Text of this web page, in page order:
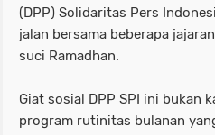
(DPP) Solidaritas Pers
jalan bersama beberapa
suci Ramadhan.
Giat sosial DPP SPI ini bukan
program rutinitas bulanan